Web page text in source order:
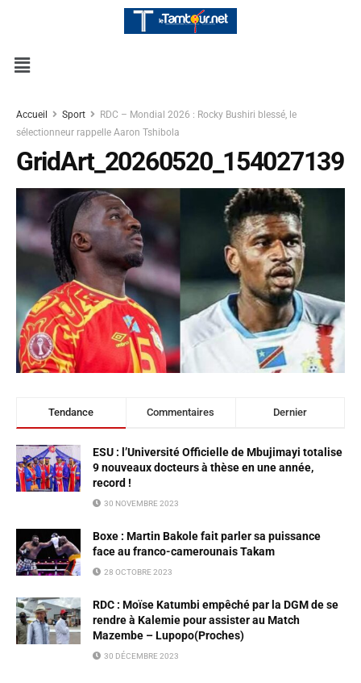
Accueil Sport
RDC – Mondial 2026 : Rocky Bushiri blessé, le
sélectionneur rappelle Aaron Tshibola
GridArt_20260520_154027139
Tendance Commentaires Dernier
ESU : l’Université Officielle de Mbujimayi totalise
9 nouveaux docteurs à thèse en une année,
record !
30 NOVEMBRE 2023
Boxe : Martin Bakole fait parler sa puissance
face au franco-camerounais Takam
28 OCTOBRE 2023
RDC : Moïse Katumbi empêché par la DGM de se
rendre à Kalemie pour assister au Match
Mazembe – Lupopo(Proches)
30 DÉCEMBRE 2023